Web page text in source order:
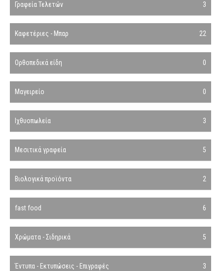
Γραφεία Τελετών 3
Καφετέριες - Μπαρ 22
Ορθοπεδικά είδη 0
Μαγειρείο 0
Ιχθυοπωλεία 3
Μεσιτικά γραφεία 5
Βιολογικά προϊόντα 2
fast food 6
Χρώματα - Σιδηρικά 5
Έντυπα - Εκτυπώσεις - Επιγραφές 3